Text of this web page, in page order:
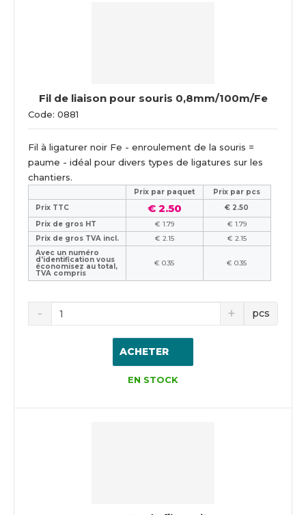
Fil de liaison pour souris 0,8mm/100m/Fe
Code: 0881
Fil à ligaturer noir Fe - enroulement de la souris =
paume - idéal pour divers types de ligatures sur les
chantiers.
Prix ​​par paquet
Prix par pcs
Prix TTC
€ 2.50
€ 2.50
Prix de gros HT
€ 1.79
€ 1.79
Prix de gros TVA incl.
€ 2.15
€ 2.15
Avec un numéro
d'identification vous
économisez au total,
TVA compris
€ 0.35 € 0.35
pcs
ACHETER
EN STOCK